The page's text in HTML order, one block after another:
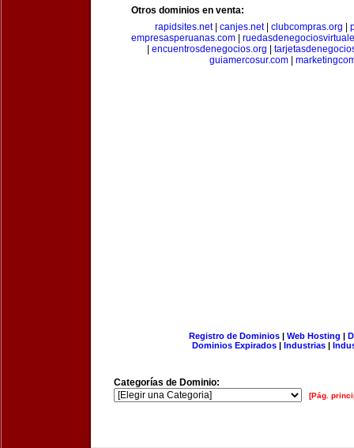
Otros dominios en venta:
rapidsites.net| canjes.net| clubcompras.org
empresasperuanas.com
encuentrosdenegocios.org
guiamercosur.com
Registro de Dominios| Web Hosting |
Dominios Expirados | Industrias |
Categorías de Dominio:
[Pág.